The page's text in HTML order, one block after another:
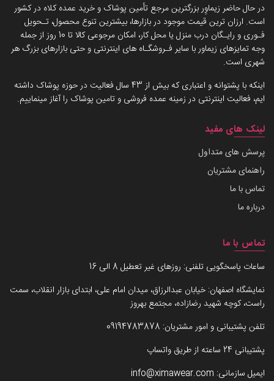
در حال حاضر زیماوِر بزرگترین مرجع تأمین پوشاک و خرید عمده کلاه در کشور
است. ارزان ترین قیمت موجود در بازارها، بیشترین تنوع محصول، تـحویل
فـوری و رایـگان درب منزل یا محل کار، امکان مرجوعی کالا تا 10 روز از جمله
وجه تمایزهای زیماور با سایر فـروشگـاه های اینترنتی و حتی بازارهای بزرگ هر
شهری است.
اینکه با پشتوانه و اعتباری که بیش از 43 سال فعالیت در حوزه پوشاک داشته
ایم، فعالیت اینترنتی در زمینه عمده فروشی و تامین پوشاک را آغاز مینماییم.
لینک های مفید
پرسش های متداول
راهنمای مشتریان
تماس با ما
درباره ما
تماس با ما
ساعات پاسخگویی تلفنی: روزهای غیر تعطیل 8 الی 16
نمایشگاه اصفهان: خیابان عبدالرزاق، میدان امام علی، ابتدای بازار انقلاب، سمت
راست، کوچه شهید رضازاده، مجتمع بهروز
تلفن پشتیبانی و امور مشتریان: 09194783878
پشتیبانی 24 ساعته از طریق واتساپ
ایمیل سازمانی: info@ximawear.com